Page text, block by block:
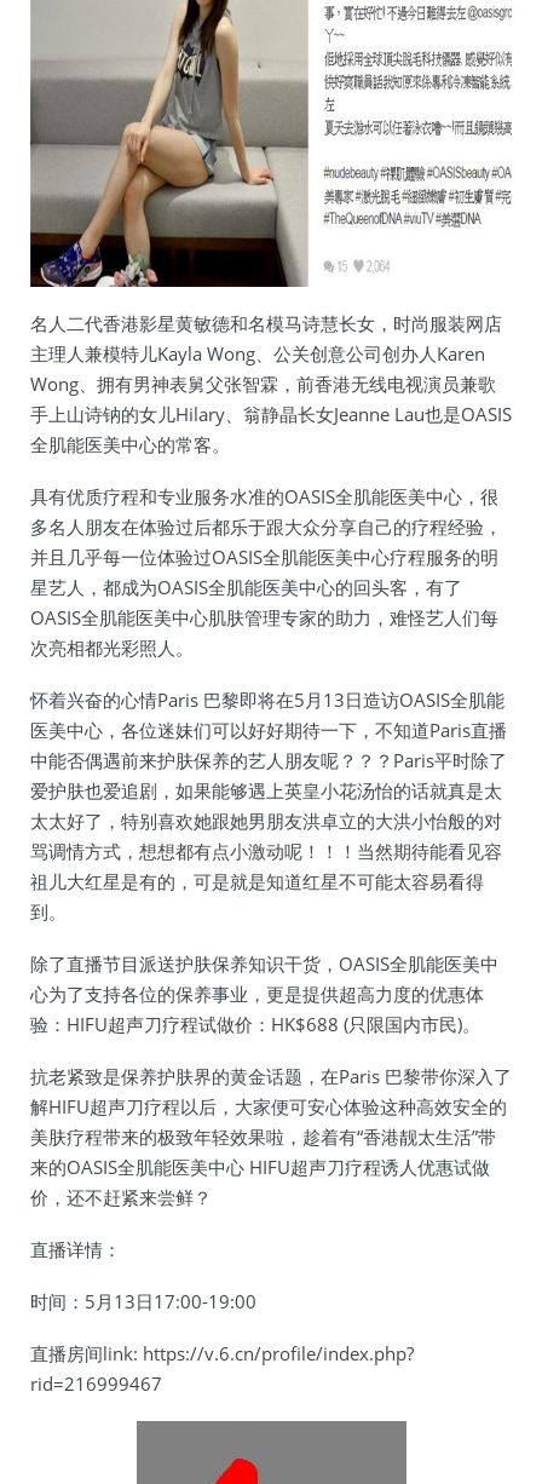
名人二代香港影星黄敏德和名模马诗慧长女，时尚服装网店
主理人兼模特儿Kayla Wong、公关创意公司创办人Karen
Wong、拥有男神表舅父张智霖，前香港无线电视演员兼歌
手上山诗钠的女儿Hilary、翁静晶长女Jeanne Lau也是OASIS
全肌能医美中心的常客。
具有优质疗程和专业服务水准的OASIS全肌能医美中心，很
多名人朋友在体验过后都乐于跟大众分享自己的疗程经验，
并且几乎每一位体验过OASIS全肌能医美中心疗程服务的明
星艺人，都成为OASIS全肌能医美中心的回头客，有了
OASIS全肌能医美中心肌肤管理专家的助力，难怪艺人们每
次亮相都光彩照人。
怀着兴奋的心情Paris 巴黎即将在5月13日造访OASIS全肌能
医美中心，各位迷妹们可以好好期待一下，不知道Paris直播
中能否偶遇前来护肤保养的艺人朋友呢？？？Paris平时除了
爱护肤也爱追剧，如果能够遇上英皇小花汤怡的话就真是太
太太好了，特别喜欢她跟她男朋友洪卓立的大洪小怡般的对
骂调情方式，想想都有点小激动呢！！！当然期待能看见容
祖儿大红星是有的，可是就是知道红星不可能太容易看得
到。
除了直播节目派送护肤保养知识干货，OASIS全肌能医美中
心为了支持各位的保养事业，更是提供超高力度的优惠体
验：HIFU超声刀疗程试做价：HK$688 (只限国内市民)。
抗老紧致是保养护肤界的黄金话题，在Paris 巴黎带你深入了
解HIFU超声刀疗程以后，大家便可安心体验这种高效安全的
美肤疗程带来的极致年轻效果啦，趁着有“香港靓太生活”带
来的OASIS全肌能医美中心 HIFU超声刀疗程诱人优惠试做
价，还不赶紧来尝鲜？
直播详情：
时间：5月13日17:00-19:00
直播房间link: https://v.6.cn/profile/index.php?
rid=216999467